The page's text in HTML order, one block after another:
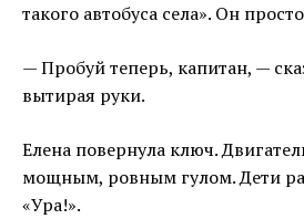
такого автобуса села». Он
— Пробуй теперь, капитан, —
вытирая руки.
Елена повернула ключ.
мощным, ровным гулом. Дети
«Ура!».